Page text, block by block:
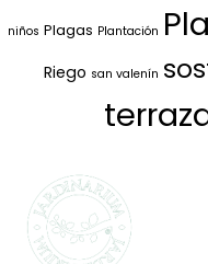
niños Plagas Plantación
Riego san valenín